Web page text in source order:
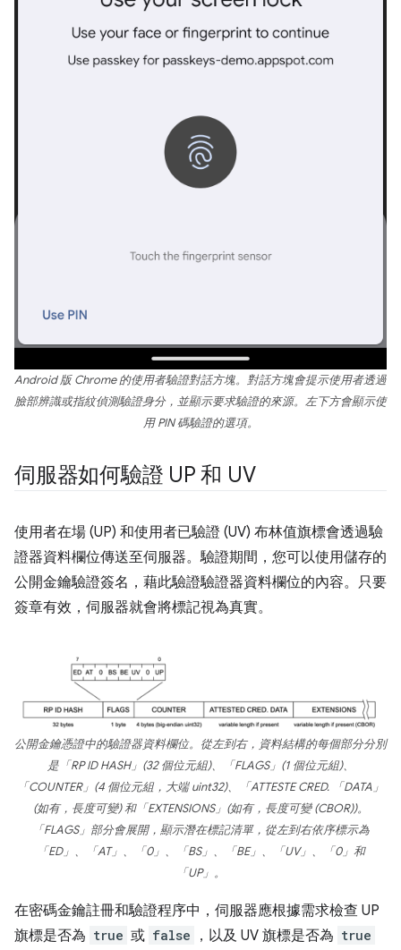
Android 版 Chrome 的使用者驗證對話方塊。對話方塊會提示使用者透過
臉部辨識或指紋偵測驗證身分，並顯示要求驗證的來源。左下方會顯示使
用 PIN 碼驗證的選項。
伺服器如何驗證 UP 和 UV
使用者在場 (UP) 和使用者已驗證 (UV) 布林值旗標會透過驗
證器資料欄位傳送至伺服器。驗證期間，您可以使用儲存的
公開金鑰驗證簽名，藉此驗證驗證器資料欄位的內容。只要
簽章有效，伺服器就會將標記視為真實。
公開金鑰憑證中的驗證器資料欄位。從左到右，資料結構的每個部分分別
是「RP ID HASH」(32 個位元組)、「FLAGS」(1 個位元組)、
「COUNTER」(4 個位元組，大端 uint32)、「ATTESTE CRED. 「DATA」
(如有，長度可變) 和「EXTENSIONS」(如有，長度可變 (CBOR))。
「FLAGS」部分會展開，顯示潛在標記清單，從左到右依序標示為
「ED」、「AT」、「0」、「BS」、「BE」、「UV」、「0」和
「UP」。
在密碼金鑰註冊和驗證程序中，伺服器應根據需求檢查 UP
旗標是否為 true 或 false ，以及 UV 旗標是否為 true